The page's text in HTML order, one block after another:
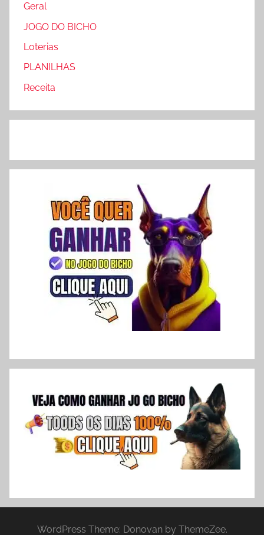
Geral
JOGO DO BICHO
Loterias
PLANILHAS
Receita
WordPress Theme: Donovan by ThemeZee.